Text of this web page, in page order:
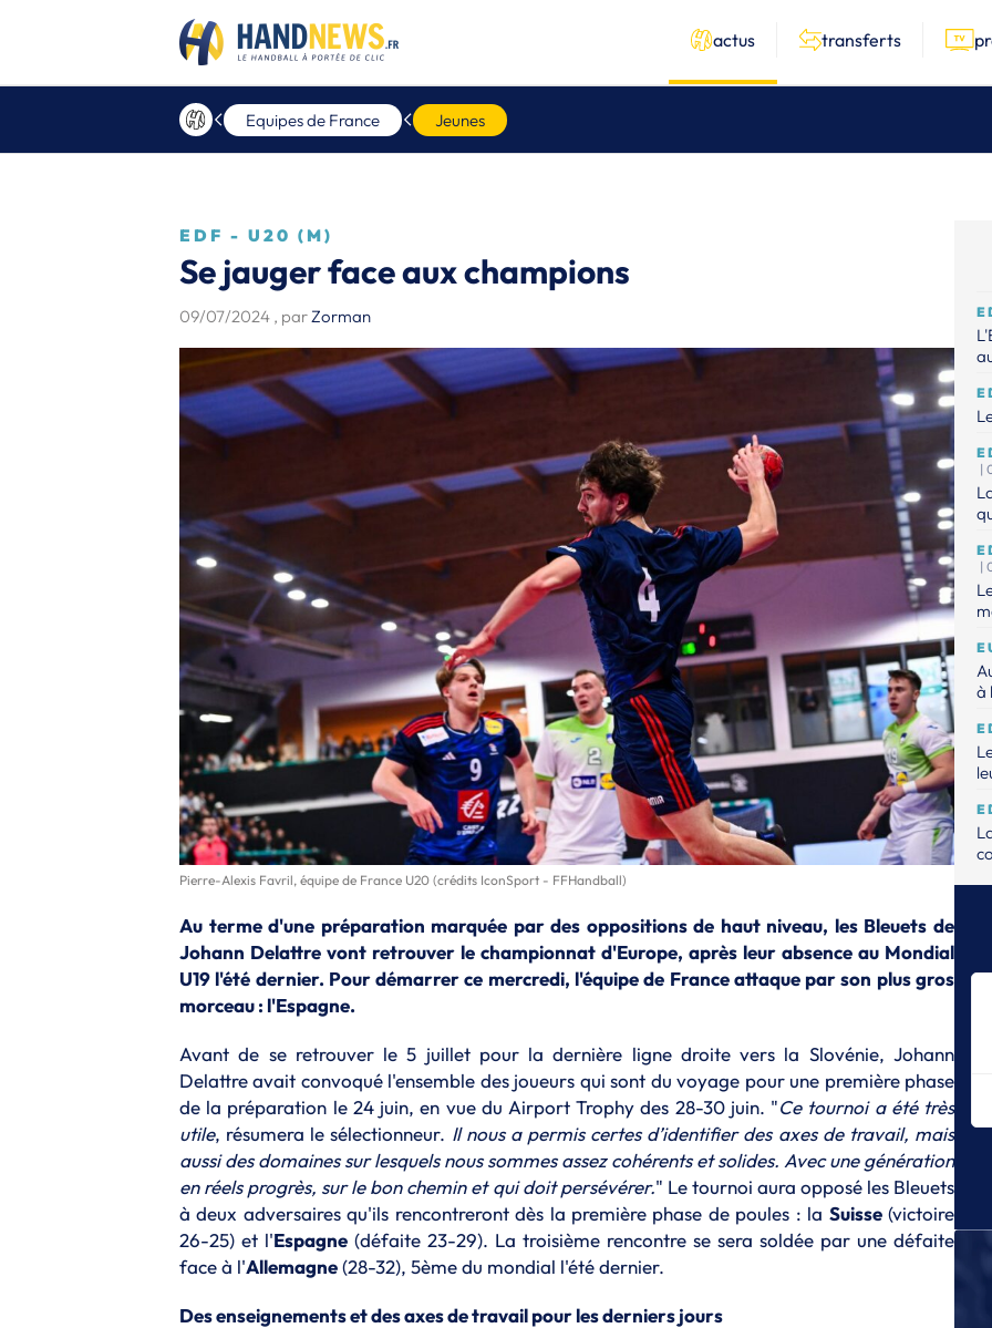
actus transferts
Equipes de France Jeunes
EDF - U20 (M)
Se jauger face aux champions
09/07/2024 , parZorman
Pierre-Alexis Favril, équipe de France U20 (crédits IconSport - FFHandball)
Au terme d'une préparation marquée par des oppositions de haut niveau, les Bleuets de
Johann Delattre vont retrouver le championnat d'Europe, après leur absence au Mondial
U19 l'été dernier. Pour démarrer ce mercredi, l'équipe de France attaque par son plus gros
morceau : l'Espagne.
Avant de se retrouver le 5 juillet pour la dernière ligne droite vers la Slovénie, Johann
Delattre avait convoqué l'ensemble des joueurs qui sont du voyage pour une première phase
de la préparation le 24 juin, en vue du Airport Trophy des 28-30 juin. "Ce tournoi a été très
utile, résumera le sélectionneur. Il nous a permis certes d’identifier des axes de travail, mais
aussi des domaines sur lesquels nous sommes assez cohérents et solides. Avec une génération
en réels progrès, sur le bon chemin et qui doit persévérer." Le tournoi aura opposé les Bleuets
à deux adversaires qu'ils rencontreront dès la première phase de poules : la Suisse(victoire
26-25) et l'Espagne (défaite 23-29). La troisième rencontre se sera soldée par une défaite
face à l'Allemagne(28-32), 5ème du mondial l'été dernier.
Des enseignements et des axes de travail pour les derniers jours
|
|
à